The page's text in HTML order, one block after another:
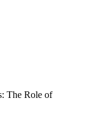
The Role of